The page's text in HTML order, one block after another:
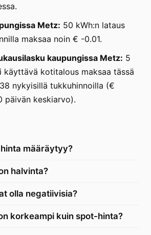
Metz: 50 kWh:n lataus
maksaa noin € -0.01.
kaupungissa Metz: 5
käyttävä kotitalous maksaa tässä
nykyisillä tukkuhinnoilla (€
päivän keskiarvo).
määräytyy?
halvinta?
olla negatiivisia?
korkeampi kuin spot-hinta?